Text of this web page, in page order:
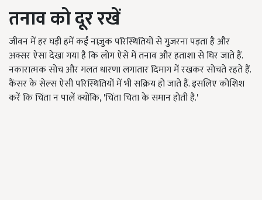
तनाव को दूर रखें
जीवन में हर घड़ी हमें कईं नाज़ुक परिस्थितियों से गुज़रना पड़ता है और
अक्सर ऐसा देखा गया है कि लोग ऐसे में तनाव और हताशा से घिर जाते हैं.
नकारात्मक सोच और गलत धारणा लगातार दिमाग में रखकर सोचते रहते हैं.
कैंसर के सेल्स ऐसी परिस्थितियों में भी सक्रिय हो जाते हैं. इसलिए कोशिश
करें कि चिंता न पालें क्योंकि, 'चिंता चिता के समान होती है.'